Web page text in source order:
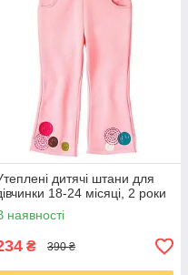
дитячі штани для
18-24 місяці, 2 роки
наявності
₴ 390 ₴